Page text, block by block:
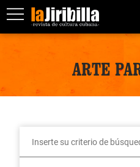
ARTE